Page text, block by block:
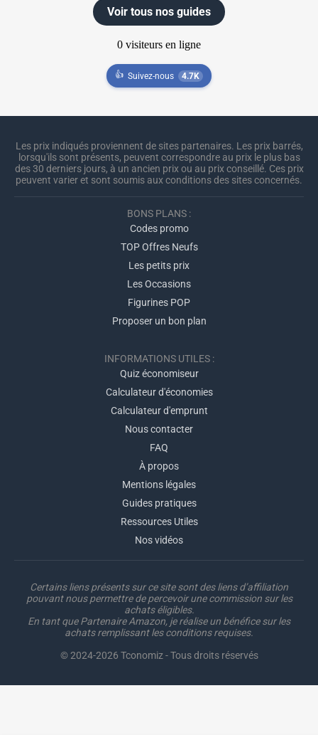
Voir tous nos guides
👍 Suivez-nous 4.7K
Les prix indiqués proviennent de sites partenaires. Les prix barrés,
lorsqu'ils sont présents, peuvent correspondre au prix le plus bas
des 30 derniers jours, à un ancien prix ou au prix conseillé. Ces prix
peuvent varier et sont soumis aux conditions des sites concernés.
BONS PLANS :
Codes promo
TOP Offres Neufs
Les petits prix
Les Occasions
Figurines POP
Proposer un bon plan
INFORMATIONS UTILES :
Quiz économiseur
Calculateur d'économies
Calculateur d'emprunt
Nous contacter
FAQ
À propos
Mentions légales
Guides pratiques
Ressources Utiles
Nos vidéos
Certains liens présents sur ce site sont des liens d’affiliation
pouvant nous permettre de percevoir une commission sur les
achats éligibles.
En tant que Partenaire Amazon, je réalise un bénéfice sur les
achats remplissant les conditions requises.
© 2024-2026 Tconomiz - Tous droits réservés